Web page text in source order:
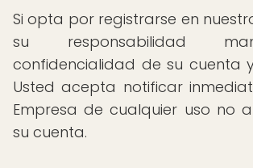
Si opta por registrarse en
su responsabilidad
confidencialidad de su cuenta
Usted acepta notificar
Empresa de cualquier uso no
su cuenta.